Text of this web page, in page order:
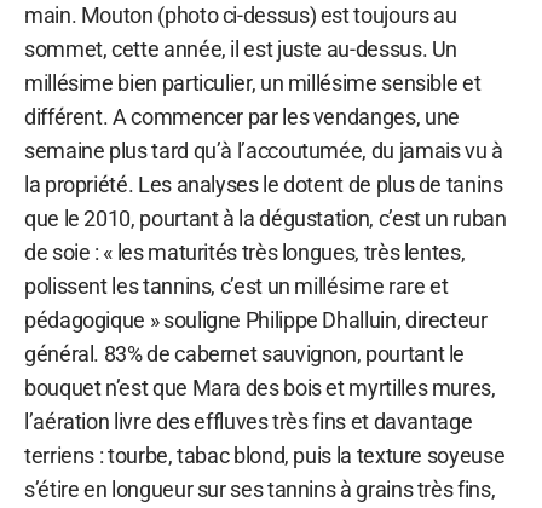
main. Mouton (photo ci-dessus) est toujours au
sommet, cette année, il est juste au-dessus. Un
millésime bien particulier, un millésime sensible et
différent. A commencer par les vendanges, une
semaine plus tard qu’à l’accoutumée, du jamais vu à
la propriété. Les analyses le dotent de plus de tanins
que le 2010, pourtant à la dégustation, c’est un ruban
de soie : « les maturités très longues, très lentes,
polissent les tannins, c’est un millésime rare et
pédagogique » souligne Philippe Dhalluin, directeur
général. 83% de cabernet sauvignon, pourtant le
bouquet n’est que Mara des bois et myrtilles mures,
l’aération livre des effluves très fins et davantage
terriens : tourbe, tabac blond, puis la texture soyeuse
s’étire en longueur sur ses tannins à grains très fins,